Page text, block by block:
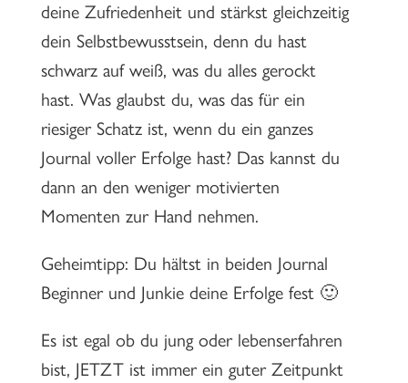
deine Zufriedenheit und stärkst gleichzeitig
dein Selbstbewusstsein, denn du hast
schwarz auf weiß, was du alles gerockt
hast. Was glaubst du, was das für ein
riesiger Schatz ist, wenn du ein ganzes
Journal voller Erfolge hast? Das kannst du
dann an den weniger motivierten
Momenten zur Hand nehmen.
Geheimtipp: Du hältst in beiden Journal
Beginner und Junkie deine Erfolge fest 🙂
Es ist egal ob du jung oder lebenserfahren
bist, JETZT ist immer ein guter Zeitpunkt